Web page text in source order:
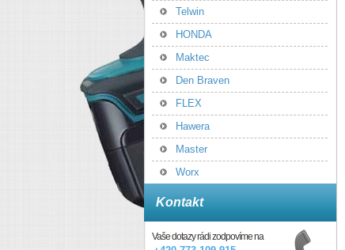
Telwin
HONDA
Maktec
Den Braven
FLEX
Hawera
Master
Worx
Kontakt
Vaše dotazy rádi zodpovíme na